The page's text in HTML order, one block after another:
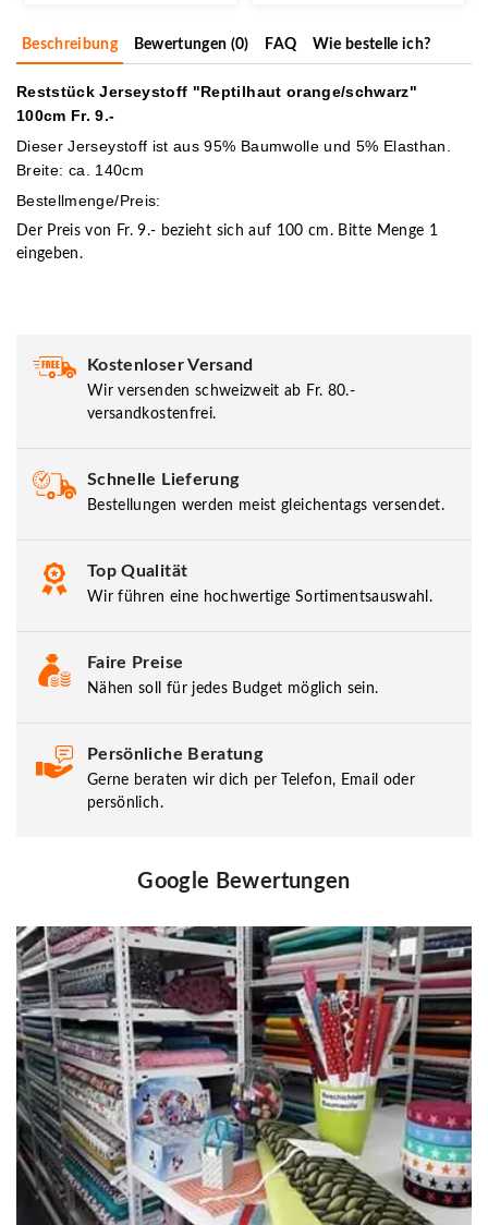
Beschreibung Bewertungen (0) FAQ Wie bestelle ich?
Reststück Jerseystoff "Reptilhaut orange/schwarz"
100cm Fr. 9.-
Dieser Jerseystoff ist aus 95% Baumwolle und 5% Elasthan.
Breite: ca. 140cm
Bestellmenge/Preis:
Der Preis von Fr. 9.- bezieht sich auf 100 cm. Bitte Menge 1
eingeben.
Kostenloser Versand
Wir versenden schweizweit ab Fr. 80.-
versandkostenfrei.
Schnelle Lieferung
Bestellungen werden meist gleichentags versendet.
Top Qualität
Wir führen eine hochwertige Sortimentsauswahl.
Faire Preise
Nähen soll für jedes Budget möglich sein.
Persönliche Beratung
Gerne beraten wir dich per Telefon, Email oder
persönlich.
Google Bewertungen